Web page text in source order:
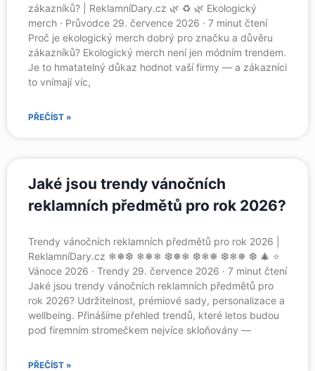
zákazníků? | ReklamníDary.cz 🌿 ♻️ 🌿 Ekologický
merch · Průvodce 29. července 2026 · 7 minut čtení
Proč je ekologický merch dobrý pro značku a důvěru
zákazníků? Ekologický merch není jen módním trendem.
Je to hmatatelný důkaz hodnot vaší firmy — a zákazníci
to vnímají víc,
PŘEČÍST »
Jaké jsou trendy vánočních
reklamních předmětů pro rok 2026?
Trendy vánočních reklamních předmětů pro rok 2026 |
ReklamníDary.cz ❄❅❆ ❄❅❄ ❆❅❄ ❆❄❅ ❆❄❅ ❆ 🎄 ⭐
Vánoce 2026 · Trendy 29. července 2026 · 7 minut čtení
Jaké jsou trendy vánočních reklamních předmětů pro
rok 2026? Udržitelnost, prémiové sady, personalizace a
wellbeing. Přinášíme přehled trendů, které letos budou
pod firemním stromečkem nejvíce skloňovány —
PŘEČÍST »